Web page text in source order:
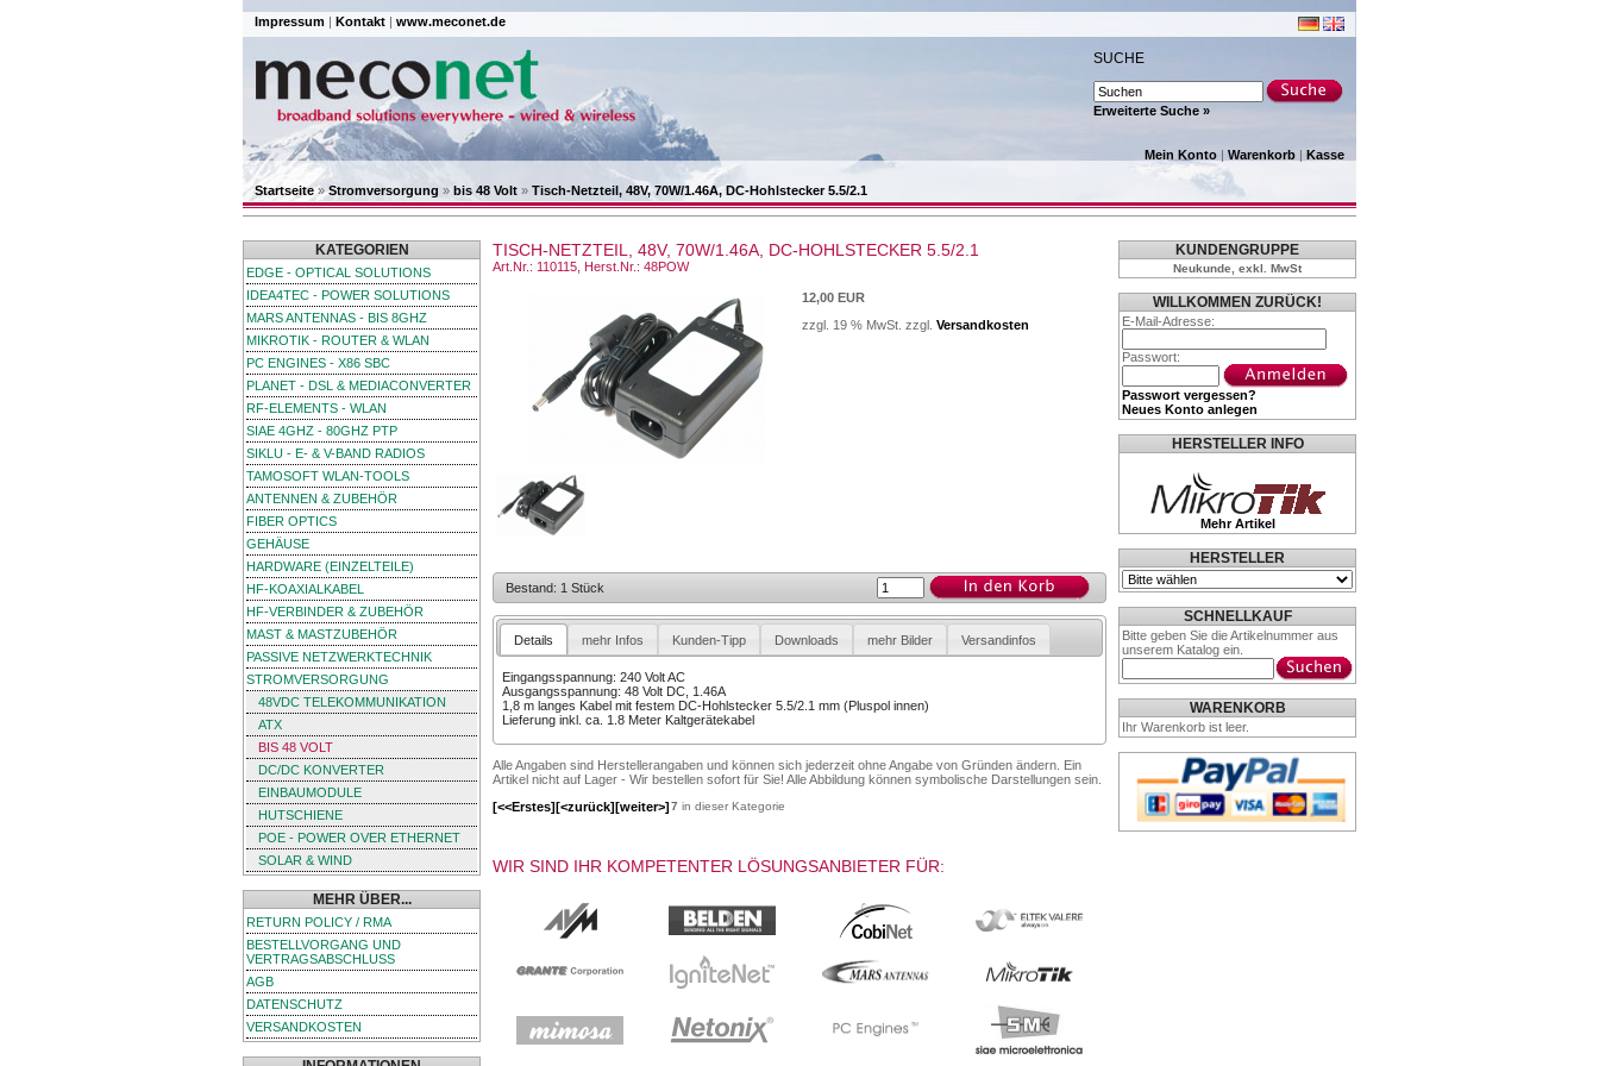
Impressum | Kontakt | www.meconet.de
SUCHE
Erweiterte Suche »
Mein Konto | Warenkorb | Kasse
Startseite»Stromversorgung » bis 48 Volt » Tisch-Netzteil, 48V, 70W/1.46A, DC-Hohlstecker 5.5/2.1
KATEGORIEN
EDGE - OPTICAL SOLUTIONS
IDEA4TEC - POWER SOLUTIONS
MARS ANTENNAS - BIS 8GHZ
MIKROTIK - ROUTER & WLAN
PC ENGINES - X86 SBC
PLANET - DSL & MEDIACONVERTER
RF-ELEMENTS - WLAN
SIAE 4GHZ - 80GHZ PTP
SIKLU - E- & V-BAND RADIOS
TAMOSOFT WLAN-TOOLS
ANTENNEN & ZUBEHÖR
FIBER OPTICS
GEHÄUSE
HARDWARE (EINZELTEILE)
HF-KOAXIALKABEL
HF-VERBINDER & ZUBEHÖR
MAST & MASTZUBEHÖR
PASSIVE NETZWERKTECHNIK
STROMVERSORGUNG
48VDC TELEKOMMUNIKATION
ATX
BIS 48 VOLT
DC/DC KONVERTER
EINBAUMODULE
HUTSCHIENE
POE - POWER OVER ETHERNET
SOLAR & WIND
MEHR ÜBER...
RETURN POLICY / RMA
BESTELLVORGANG UND
VERTRAGSABSCHLUSS
AGB
DATENSCHUTZ
VERSANDKOSTEN
TISCH-NETZTEIL, 48V, 70W/1.46A, DC-HOHLSTECKER 5.5/2.1
Art.Nr.: 110115, Herst.Nr.: 48POW
12,00 EUR
zzgl. 19 % MwSt. zzgl. Versandkosten
Bestand: 1 Stück
Details mehr Infos Kunden-Tipp Downloads mehr Bilder Versandinfos
Eingangsspannung: 240 Volt AC
Ausgangsspannung: 48 Volt DC, 1.46A
1,8 m langes Kabel mit festem DC-Hohlstecker 5.5/2.1 mm (Pluspol innen)
Lieferung inkl. ca. 1.8 Meter Kaltgerätekabel
Alle Angaben sind Herstellerangaben und können sich jederzeit ohne Angabe von Gründen ändern. Ein
Artikel nicht auf Lager - Wir bestellen sofort für Sie! Alle Abbildung können symbolische Darstellungen sein.
[<<Erstes][<zurück][weiter>]7 in dieser Kategorie
WIR SIND IHR KOMPETENTER LÖSUNGSANBIETER FÜR:
KUNDENGRUPPE
Neukunde, exkl. MwSt
WILLKOMMEN ZURÜCK!
E-Mail-Adresse:
Passwort:
Passwort vergessen?
Neues Konto anlegen
HERSTELLER INFO
Mehr Artikel
HERSTELLER
SCHNELLKAUF
Bitte geben Sie die Artikelnummer aus
unserem Katalog ein.
WARENKORB
Ihr Warenkorb ist leer.